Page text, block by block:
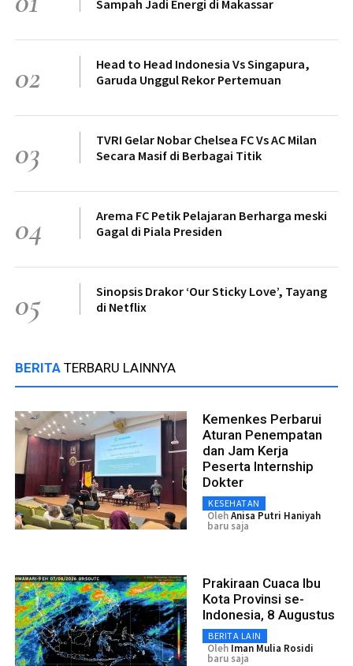
Sampah Jadi Energi di Makassar
02
Head to Head Indonesia Vs Singapura,
Garuda Unggul Rekor Pertemuan
03
TVRI Gelar Nobar Chelsea FC Vs AC Milan
Secara Masif di Berbagai Titik
04
Arema FC Petik Pelajaran Berharga meski
Gagal di Piala Presiden
05
Sinopsis Drakor ‘Our Sticky Love’, Tayang
di Netflix
BERITA TERBARU LAINNYA
Kemenkes Perbarui
Aturan Penempatan
dan Jam Kerja
Peserta Internship
Dokter
KESEHATAN
OlehAnisa Putri Haniyah
baru saja
Prakiraan Cuaca Ibu
Kota Provinsi se-
Indonesia, 8 Augustus
BERITA LAIN
Oleh Iman Mulia Rosidi
baru saja